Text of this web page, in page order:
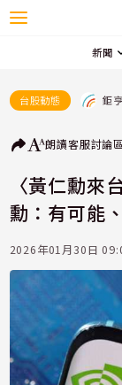
新聞
台股動態 鉅
朗讀客服討論
〈黃仁勳來
勳：有可能
2026年01月30日